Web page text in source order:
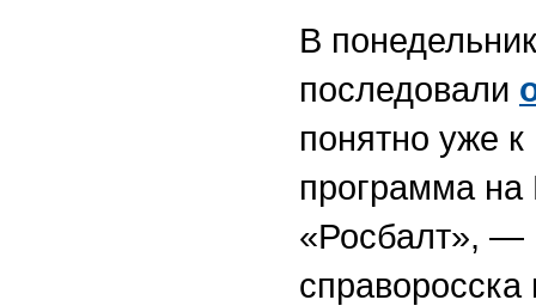
В
последовали
понятно уже
программа
«Росбалт», —